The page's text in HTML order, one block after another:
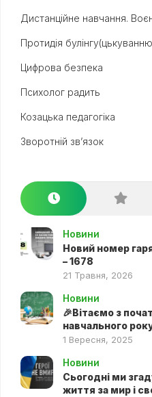
Дистанційне навчання.
Протидія
Цифрова безпека
Психолог радить
Козацька педагогіка
Зворотній зв’язок
Новини
Новий номер
– 1678
21 Травня, 2026
Новини
🎉Вітаємо з
навчального
1 Вересня, 2025
Новини
Сьогодні ми
життя за мир і